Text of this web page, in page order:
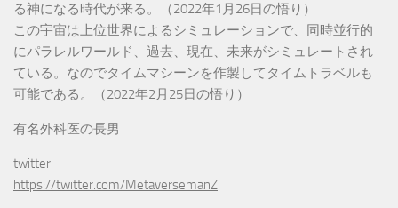
る神になる時代が来る。（2022年1月26日の悟り）
この宇宙は上位世界によるシミュレーションで、同時並行的
にパラレルワールド、過去、現在、未来がシミュレートされ
ている。なのでタイムマシーンを作製してタイムトラベルも
可能である。（2022年2月25日の悟り）
有名外科医の長男
twitter
https://twitter.com/MetaversemanZ